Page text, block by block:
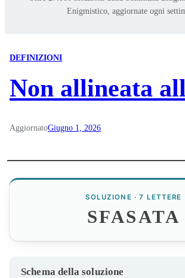
Enigmistico, aggiornate ogni
DEFINIZIONI
Non allineata
AggiornatoGiugno 1, 2026
SOLUZIONE · 7 LETTERE
SFASATA
Schema della soluzione